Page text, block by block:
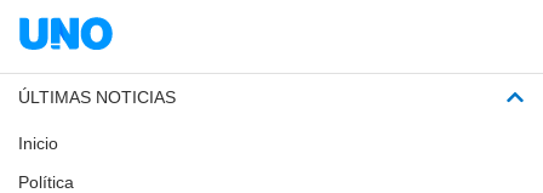
ÚLTIMAS NOTICIAS
Inicio
Política